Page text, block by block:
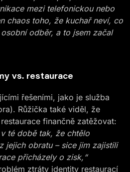
mezi telefonickou nebo
chaos toho, že kuchař neví, co
odběr, a to jsem začal
vs. restaurace
řešeními, jako je služba
Růžička také viděl, že
finančně zatěžovat:
té době tak, že chtělo
jejich obratu – sice jim zajistili
přicházely o zisk,“
ztráty identity restaurací